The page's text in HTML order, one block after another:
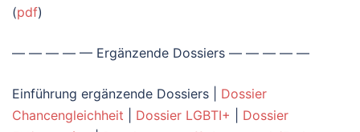
(pdf)
— — — — — Ergänzende Dossiers — — — — —
Einführung ergänzende Dossiers | Dossier
Chancengleichheit
Dossier LGBTI+
Dossier